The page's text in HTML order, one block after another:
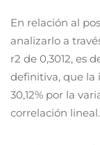
En relación al
analizarlo a
r2 de 0,3012, es
definitiva, que la
30,12% por la
correlación lineal.